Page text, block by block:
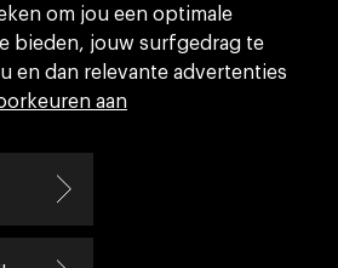
a consultancy collective
great change.
om jou een optimale
bieden, jouw surfgedrag te
en dan relevante advertenties
aan